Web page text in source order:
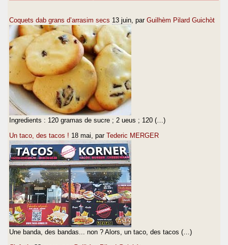
Coquets dab grans d’arrasim secs 13 juin , par Guilhèm Pilard Guichòt
Ingredients : 120 gramas de sucre ; 2 ueus ; 120 (…)
Un taco, des tacos ! 18 mai , par Tederic MERGER
Une banda, des bandas... non ? Alors, un taco, des tacos (…)